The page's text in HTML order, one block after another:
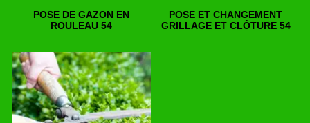
POSE DE GAZON EN
ROULEAU 54
POSE ET CHANGEMENT
GRILLAGE ET CLÔTURE 54